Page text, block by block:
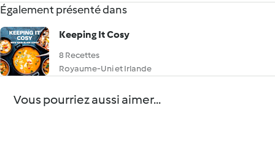
Également présenté dans
Keeping It Cosy
8 Recettes
Royaume-Uni et Irlande
Vous pourriez aussi aimer...